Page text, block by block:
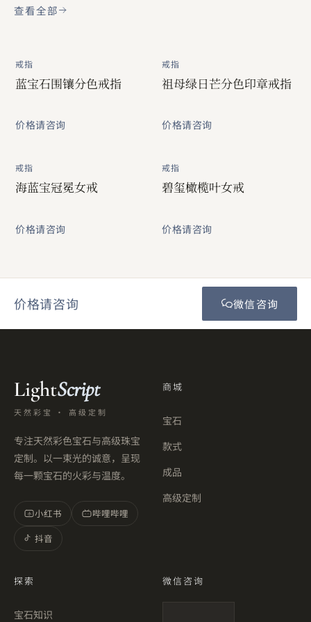
查看全部
戒指
蓝宝石围镶分色戒指
价格请咨询
戒指
祖母绿日芒分色印章戒指
价格请咨询
戒指
海蓝宝冠冕女戒
价格请咨询
戒指
碧玺橄榄叶女戒
价格请咨询
价格请咨询 微信咨询
LightScript
天然彩宝 · 高级定制
专注天然彩色宝石与高级珠宝
定制。以一束光的诚意，呈现
每一颗宝石的火彩与温度。
小 小红书
哔哩哔哩
抖音
商城
宝石
款式
成品
高级定制
探索
宝石知识
微信咨询